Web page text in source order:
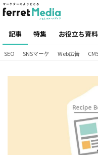
記事 特集 お役立ち資料
SEO SNSマーケ Web広告